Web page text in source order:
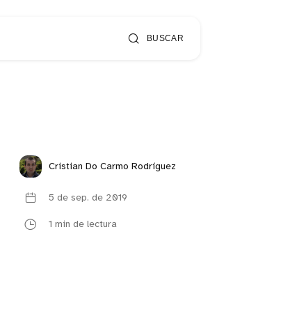
BUSCAR
Cristian Do Carmo Rodríguez
5 de sep. de 2019
1 min de lectura